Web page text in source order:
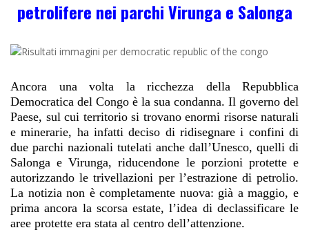
petrolifere nei parchi Virunga e Salonga
Ancora una volta la ricchezza della Repubblica
Democratica del Congo è la sua condanna. Il governo del
Paese, sul cui territorio si trovano enormi risorse naturali
e minerarie, ha infatti deciso di ridisegnare i confini di
due parchi nazionali tutelati anche dall’Unesco, quelli di
Salonga e Virunga, riducendone le porzioni protette e
autorizzando le trivellazioni per l’estrazione di petrolio.
La notizia non è completamente nuova: già a maggio, e
prima ancora la scorsa estate, l’idea di declassificare le
aree protette era stata al centro dell’attenzione.